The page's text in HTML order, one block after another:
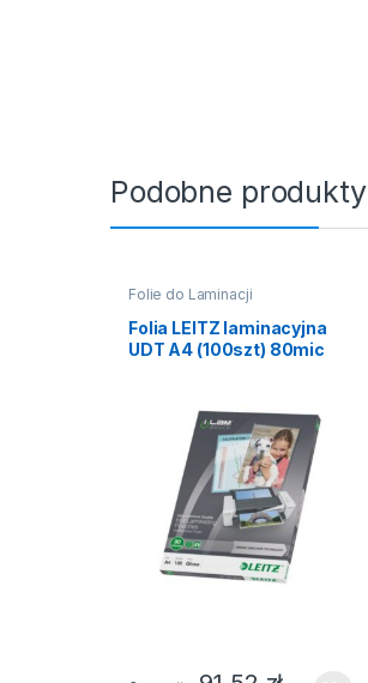
Podobne produkty
Folie do Laminacji
Folia LEITZ laminacyjna
UDT A4 (100szt) 80mic